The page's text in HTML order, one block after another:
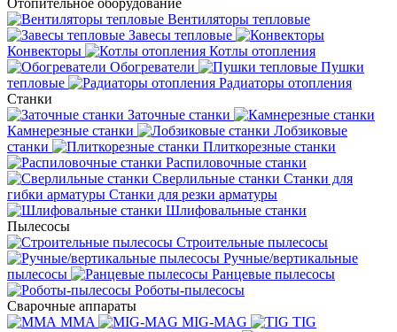
Отопительное оборудование
Вентиляторы тепловые
Завесы тепловые
Конвекторы
Котлы отопления
Обогреватели
Пушки
тепловые
Радиаторы отопления
Станки
Заточные станки
Камнерезные станки
Лобзиковые
станки
Плиткорезные станки
Распиловочные станки
Сверлильные станки Станки для
гибки арматуры Станки для резки арматуры
Шлифовальные станки
Пылесосы
Строительные пылесосы
Ручные/вертикальные
пылесосы
Ранцевые пылесосы
Роботы-пылесосы
Сварочные аппараты
MMA
MIG-MAG
TIG